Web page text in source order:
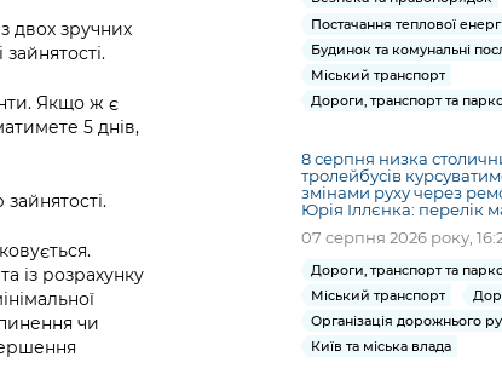
двох зручних
Якщо ж є
5 днів,
із розрахунку
чи
Постачання теплової
Будинок та комунальні
Міський транспорт
Дороги, транспорт та
8 серпня низка
тролейбусів
змінами руху через
Юрія Іллєнка: перелік
07 серпня 2026 року,
Дороги, транспорт та
Міський транспорт
Організація дорожнього
Київ та міська влада